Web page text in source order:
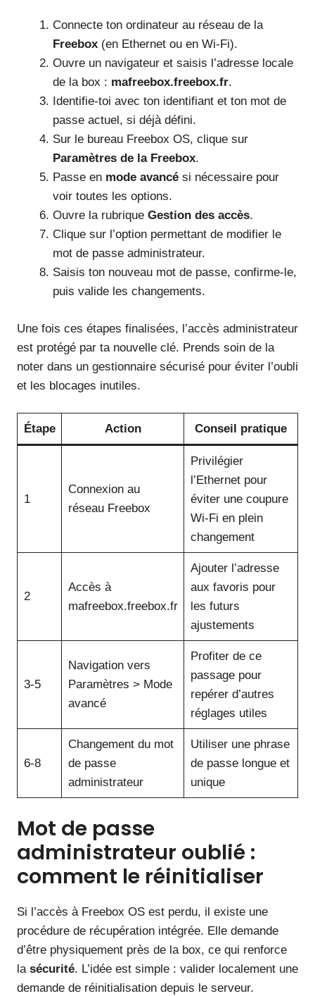
Connecte ton ordinateur au réseau de la
Freebox (en Ethernet ou en Wi-Fi).
Ouvre un navigateur et saisis l’adresse locale
de la box : mafreebox.freebox.fr.
Identifie-toi avec ton identifiant et ton mot de
passe actuel, si déjà défini.
Sur le bureau Freebox OS, clique sur
Paramètres de la Freebox.
Passe en mode avancé si nécessaire pour
voir toutes les options.
Ouvre la rubrique Gestion des accès.
Clique sur l’option permettant de modifier le
mot de passe administrateur.
Saisis ton nouveau mot de passe, confirme-le,
puis valide les changements.
Une fois ces étapes finalisées, l’accès administrateur
est protégé par ta nouvelle clé. Prends soin de la
noter dans un gestionnaire sécurisé pour éviter l’oubli
et les blocages inutiles.
Étape Action Conseil pratique
1
Connexion au
réseau Freebox
Privilégier
l’Ethernet pour
éviter une coupure
Wi-Fi en plein
changement
2
Accès à
mafreebox.freebox.fr
Ajouter l’adresse
aux favoris pour
les futurs
ajustements
3-5
Navigation vers
Paramètres > Mode
avancé
Profiter de ce
passage pour
repérer d’autres
réglages utiles
6-8
Changement du mot
de passe
administrateur
Utiliser une phrase
de passe longue et
unique
Mot de passe
administrateur oublié :
comment le réinitialiser
Si l’accès à Freebox OS est perdu, il existe une
procédure de récupération intégrée. Elle demande
d’être physiquement près de la box, ce qui renforce
la sécurité. L’idée est simple : valider localement une
demande de réinitialisation depuis le serveur.